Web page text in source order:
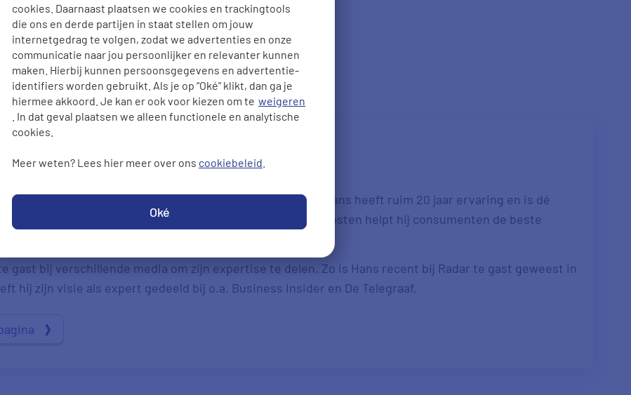
cookies. Daarnaast plaatsen we cookies en trackingtools
die ons en derde partijen in staat stellen om jouw
internetgedrag te volgen, zodat we advertenties en onze
communicatie naar jou persoonlijker en relevanter kunnen
maken. Hierbij kunnen persoonsgegevens en advertentie-
identifiers worden gebruikt. Als je op “Oké” klikt, dan ga je
hiermee akkoord. Je kan er ook voor kiezen om te weigeren
. In dat geval plaatsen we alleen functionele en analytische
cookies.
Meer weten? Lees hier meer over ons cookiebeleid
Oké
pagina is gecontroleerd door onze expert Hans de Kok. Hans heeft ruim 20 jaar ervaring en is dé
Met zijn kennis over energie, verzekeringen en andere kosten helpt hij consumenten de beste
gast bij verschillende media om zijn expertise te delen. Zo is Hans recent bij Radar te gast geweest in
hij zijn visie als expert gedeeld bij o.a. Business Insider en De Telegraaf.